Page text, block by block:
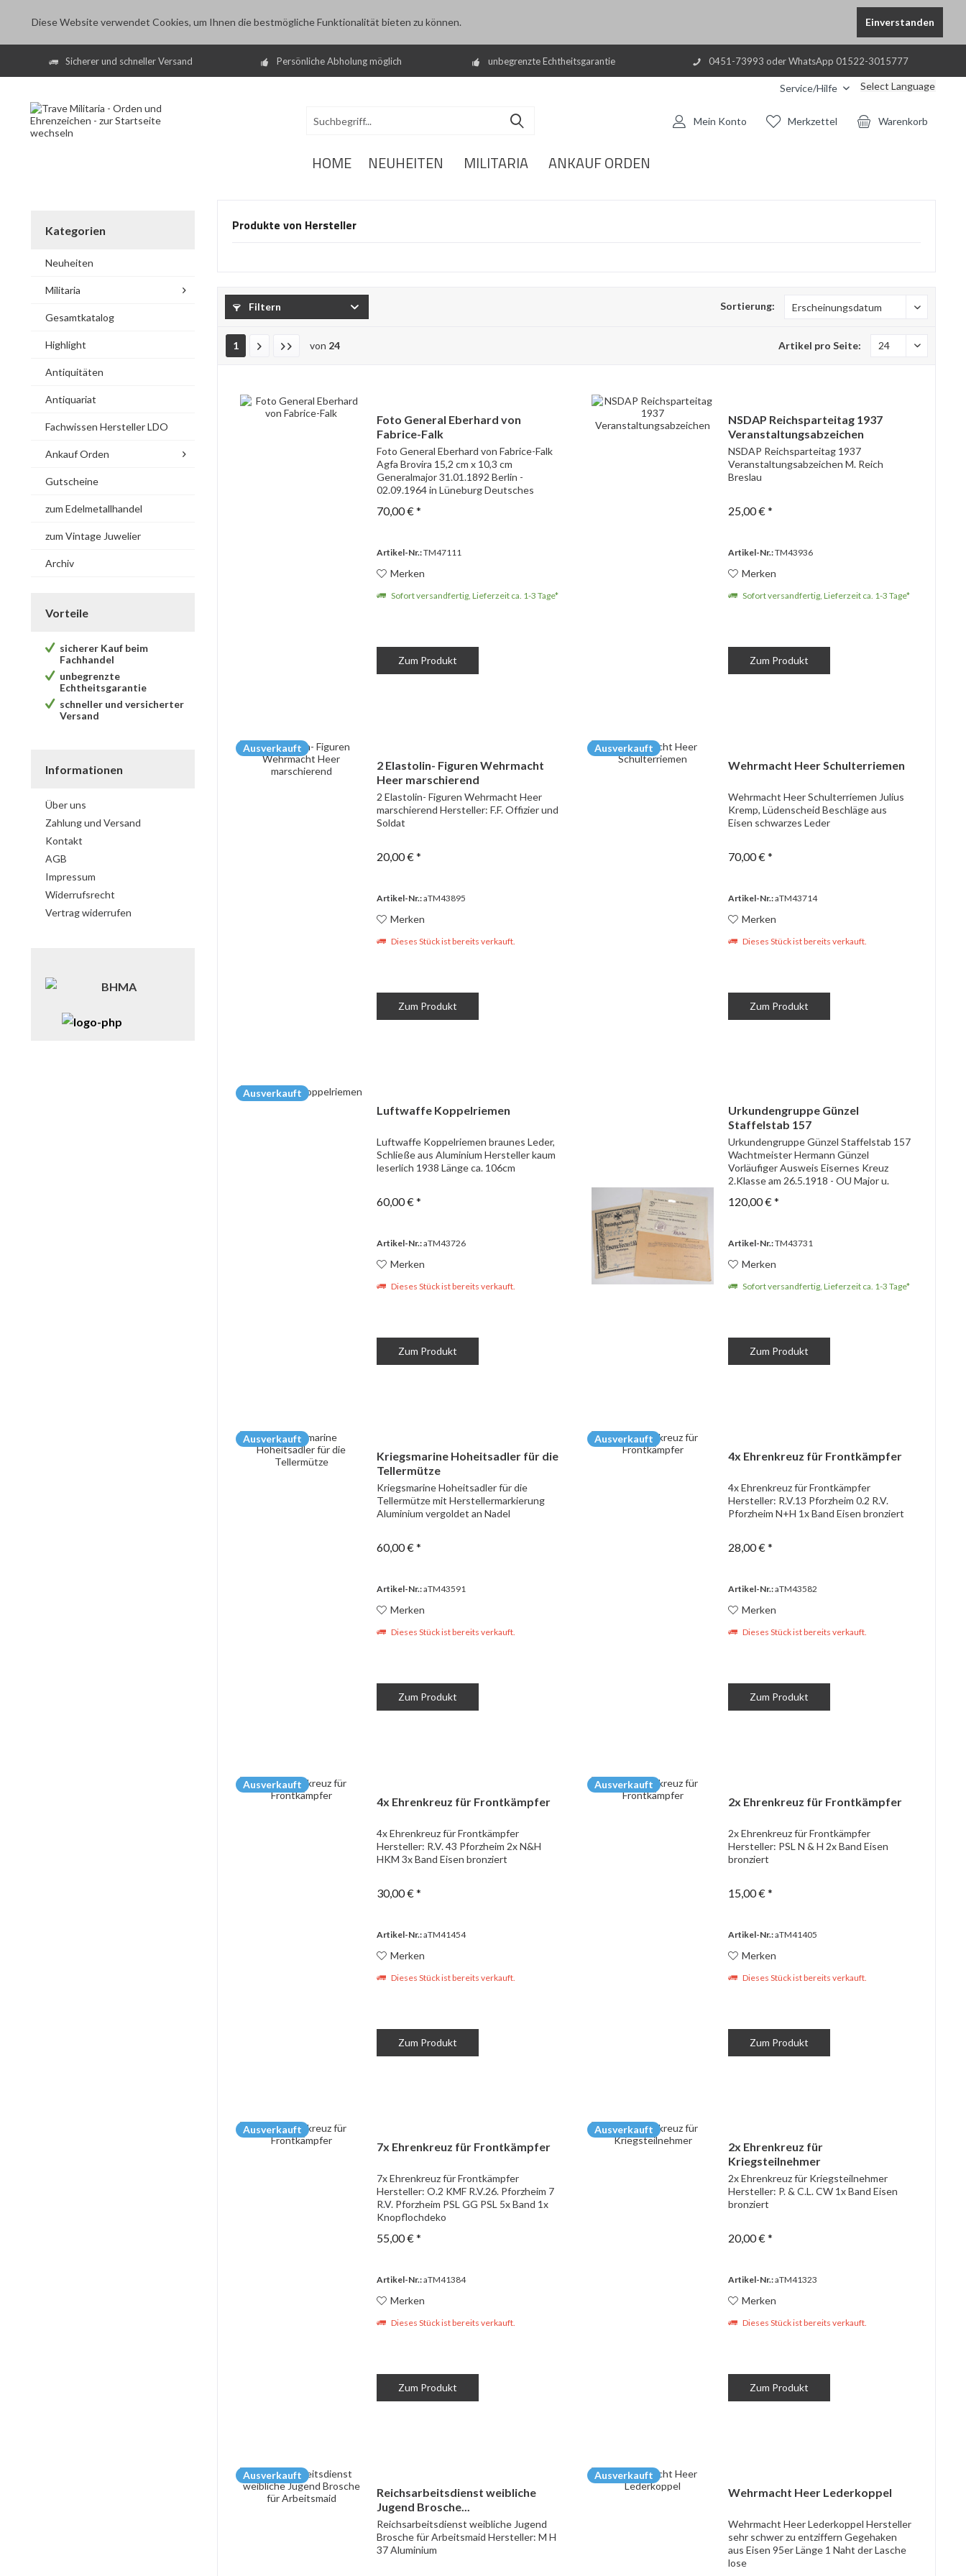
Diese Website verwendet Cookies, um Ihnen die bestmögliche Funktionalität bieten zu können. Einverstanden
Sicherer und schneller Versand Persönliche Abholung möglich unbegrenzte Echtheitsgarantie 0451-73993 oder WhatsApp 01522-3015777
Service/Hilfe Select Language
Warenkorb
Merkzettel
Mein Konto
HOME NEUHEITEN MILITARIA ANKAUF ORDEN
Kategorien
Neuheiten
Militaria
Gesamtkatalog
Highlight
Antiquitäten
Antiquariat
Fachwissen Hersteller LDO
Ankauf Orden
Gutscheine
zum Edelmetallhandel
zum Vintage Juwelier
Archiv
Vorteile
sicherer Kauf beim
Fachhandel
unbegrenzte
Echtheitsgarantie
schneller und versicherter
Versand
Informationen
Über uns
Zahlung und Versand
Kontakt
AGB
Impressum
Widerrufsrecht
Vertrag widerrufen
Produkte von Hersteller
Filtern Sortierung:
1 von 24 Artikel pro Seite:
Foto General Eberhard von
Fabrice-Falk
Foto General Eberhard von Fabrice-Falk
Agfa Brovira 15,2 cm x 10,3 cm
Generalmajor 31.01.1892 Berlin -
02.09.1964 in Lüneburg Deutsches
70,00 € *
Artikel-Nr.:TM47111
Merken
Sofort versandfertig, Lieferzeit ca. 1-3 Tage*
Zum Produkt
NSDAP Reichsparteitag 1937
Veranstaltungsabzeichen
NSDAP Reichsparteitag 1937
Veranstaltungsabzeichen M. Reich
Breslau
25,00 € *
Artikel-Nr.:TM43936
Merken
Sofort versandfertig, Lieferzeit ca. 1-3 Tage*
Zum Produkt
Ausverkauft
2 Elastolin- Figuren Wehrmacht
Heer marschierend
2 Elastolin- Figuren Wehrmacht Heer
marschierend Hersteller: F.F. Offizier und
Soldat
20,00 € *
Artikel-Nr.:aTM43895
Merken
Dieses Stück ist bereits verkauft.
Zum Produkt
Ausverkauft
Wehrmacht Heer Schulterriemen
Wehrmacht Heer Schulterriemen Julius
Kremp, Lüdenscheid Beschläge aus
Eisen schwarzes Leder
70,00 € *
Artikel-Nr.:aTM43714
Merken
Dieses Stück ist bereits verkauft.
Zum Produkt
Ausverkauft
Luftwaffe Koppelriemen
Luftwaffe Koppelriemen braunes Leder,
Schließe aus Aluminium Hersteller kaum
leserlich 1938 Länge ca. 106cm
60,00 € *
Artikel-Nr.:aTM43726
Merken
Dieses Stück ist bereits verkauft.
Zum Produkt
Urkundengruppe Günzel
Staffelstab 157
Urkundengruppe Günzel Staffelstab 157
Wachtmeister Hermann Günzel
Vorläufiger Ausweis Eisernes Kreuz
2.Klasse am 26.5.1918 - OU Major u.
Dienstauszeichnung I.Klasse 6.Oktober
120,00 € *
Artikel-Nr.:TM43731
Merken
Sofort versandfertig, Lieferzeit ca. 1-3 Tage*
Zum Produkt
Ausverkauft
Kriegsmarine Hoheitsadler für die
Tellermütze
Kriegsmarine Hoheitsadler für die
Tellermütze mit Herstellermarkierung
Aluminium vergoldet an Nadel
60,00 € *
Artikel-Nr.:aTM43591
Merken
Dieses Stück ist bereits verkauft.
Zum Produkt
Ausverkauft
4x Ehrenkreuz für Frontkämpfer
4x Ehrenkreuz für Frontkämpfer
Hersteller: R.V.13 Pforzheim 0.2 R.V.
Pforzheim N+H 1x Band Eisen bronziert
28,00 € *
Artikel-Nr.:aTM43582
Merken
Dieses Stück ist bereits verkauft.
Zum Produkt
Ausverkauft
4x Ehrenkreuz für Frontkämpfer
4x Ehrenkreuz für Frontkämpfer
Hersteller: R.V. 43 Pforzheim 2x N&H
HKM 3x Band Eisen bronziert
30,00 € *
Artikel-Nr.:aTM41454
Merken
Dieses Stück ist bereits verkauft.
Zum Produkt
Ausverkauft
2x Ehrenkreuz für Frontkämpfer
2x Ehrenkreuz für Frontkämpfer
Hersteller: PSL N & H 2x Band Eisen
bronziert
15,00 € *
Artikel-Nr.:aTM41405
Merken
Dieses Stück ist bereits verkauft.
Zum Produkt
Ausverkauft
7x Ehrenkreuz für Frontkämpfer
7x Ehrenkreuz für Frontkämpfer
Hersteller: O.2 KMF R.V.26. Pforzheim 7
R.V. Pforzheim PSL GG PSL 5x Band 1x
Knopflochdeko
55,00 € *
Artikel-Nr.:aTM41384
Merken
Dieses Stück ist bereits verkauft.
Zum Produkt
Ausverkauft
2x Ehrenkreuz für
Kriegsteilnehmer
2x Ehrenkreuz für Kriegsteilnehmer
Hersteller: P. & C.L. CW 1x Band Eisen
bronziert
20,00 € *
Artikel-Nr.:aTM41323
Merken
Dieses Stück ist bereits verkauft.
Zum Produkt
Ausverkauft
Reichsarbeitsdienst weibliche
Jugend Brosche...
Reichsarbeitsdienst weibliche Jugend
Brosche für Arbeitsmaid Hersteller: M H
37 Aluminium
Ausverkauft
Wehrmacht Heer Lederkoppel
Wehrmacht Heer Lederkoppel Hersteller
sehr schwer zu entziffern Gegehaken
aus Eisen 95er Länge 1 Naht der Lasche
lose